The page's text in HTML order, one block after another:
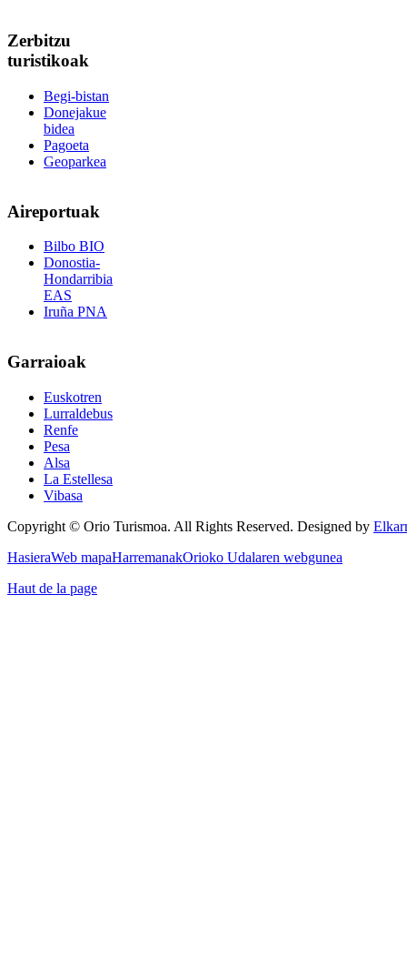
Zerbitzu
turistikoak
Begi-bistan
Donejakue
bidea
Pagoeta
Geoparkea
Aireportuak
Bilbo BIO
Donostia-
Hondarribia
EAS
Iruña PNA
Garraioak
Euskotren
Lurraldebus
Renfe
Pesa
Alsa
La Estellesa
Vibasa
Copyright © Orio Turismoa. All Rights Reserved. Designed by
HasieraWeb mapaHarremanakOrioko Udalaren webgunea
Haut de la page